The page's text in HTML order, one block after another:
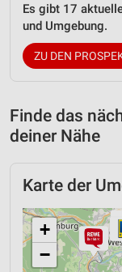
Es gibt 17
und Umgebung.
ZU DEN
Finde das
deiner Nähe
Karte der
+
−